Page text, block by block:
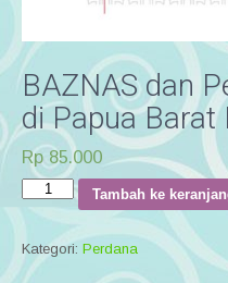
BAZNAS dan
di Papua Barat
Rp 85.000
Kuantitas
BAZNAS
Pejuang
Pendidikan
Tambah ke
Kategori: Perdana